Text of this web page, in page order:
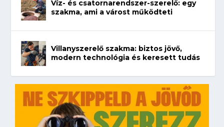
Víz- és csatornarendszer-szerelő: egy
szakma, ami a várost működteti
Villanyszerelő szakma: biztos jövő,
modern technológia és keresett tudás